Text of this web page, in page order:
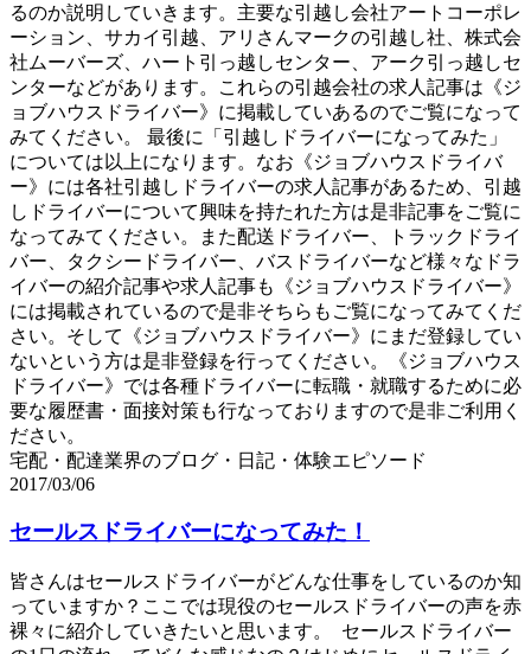
るのか説明していきます。主要な引越し会社アートコーポレ
ーション、サカイ引越、アリさんマークの引越し社、株式会
社ムーバーズ、ハート引っ越しセンター、アーク引っ越しセ
ンターなどがあります。これらの引越会社の求人記事は《ジ
ョブハウスドライバー》に掲載していあるのでご覧になって
みてください。 最後に「引越しドライバーになってみた」
については以上になります。なお《ジョブハウスドライバ
ー》には各社引越しドライバーの求人記事があるため、引越
しドライバーについて興味を持たれた方は是非記事をご覧に
なってみてください。また配送ドライバー、トラックドライ
バー、タクシードライバー、バスドライバーなど様々なドラ
イバーの紹介記事や求人記事も《ジョブハウスドライバー》
には掲載されているので是非そちらもご覧になってみてくだ
さい。そして《ジョブハウスドライバー》にまだ登録してい
ないという方は是非登録を行ってください。《ジョブハウス
ドライバー》では各種ドライバーに転職・就職するために必
要な履歴書・面接対策も行なっておりますので是非ご利用く
ださい。
宅配・配達業界のブログ・日記・体験エピソード
2017/03/06
セールスドライバーになってみた！
皆さんはセールスドライバーがどんな仕事をしているのか知
っていますか？ここでは現役のセールスドライバーの声を赤
裸々に紹介していきたいと思います。 セールスドライバー